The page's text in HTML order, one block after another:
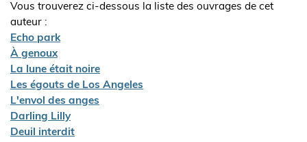
Vous trouverez ci-dessous la liste des ouvrages de cet
auteur :
Echo park
À genoux
La lune était noire
Les égouts de Los Angeles
L'envol des anges
Darling Lilly
Deuil interdit